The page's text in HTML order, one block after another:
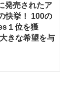
発売されたア
快挙！ 100の
１位を獲
きな希望を与